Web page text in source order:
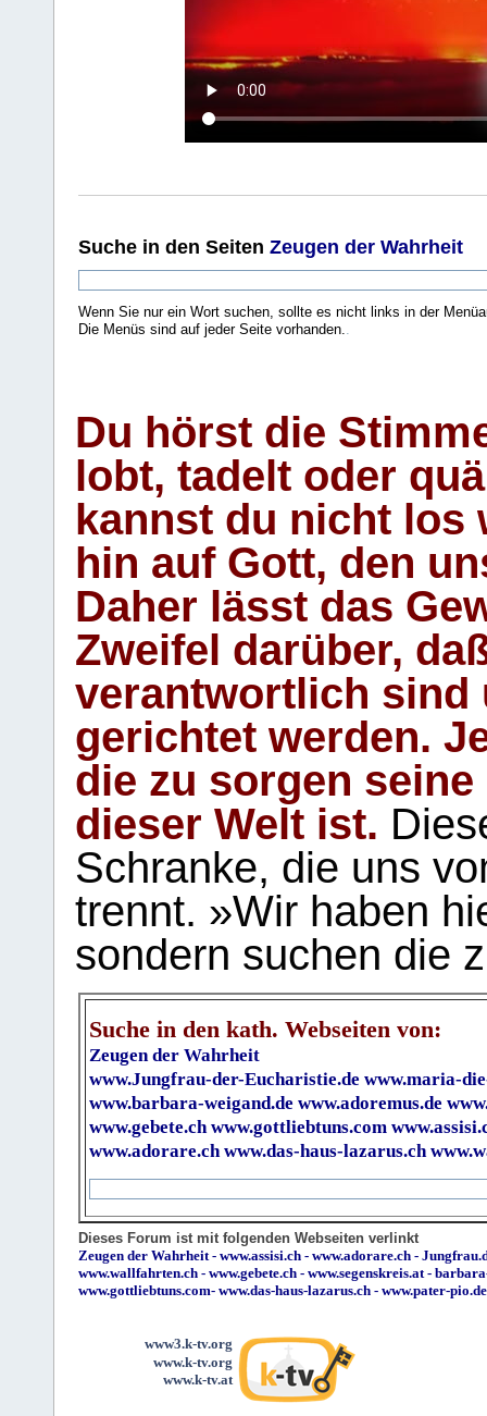
Suche in den Seiten Zeugen der Wahrheit
Wenn Sie nur ein Wort suchen, sollte es nicht links in der
Die Menüs sind auf jeder Seite vorhanden..
Du hörst die
lobt, tadelt oder
kannst du nicht los
hin auf Gott, den
Daher lässt das
Zweifel darüber,
verantwortlich sind
gerichtet werden.
die zu sorgen
dieser Welt ist.
Schranke, die uns
trennt. »Wir haben
sondern suchen die
Suche in den kath. Webseiten von:
Zeugen der Wahrheit
www.Jungfrau-der-Eucharistie.de www.maria-
www.barbara-weigand.de www.adoremus.de
www.gebete.ch www.gottliebtuns.com
www.adorare.ch www.das-haus-lazarus.ch
Dieses Forum ist mit folgenden Webseiten verlinkt
Zeugen der Wahrheit- www.assisi.ch - www.adorare.ch -
www.wallfahrten.ch - www.gebete.ch - www.segenskreis.at-
www.gottliebtuns.com- www.das-haus-lazarus.ch - www.pater-pio.de
www3.k-tv.org
www.k-tv.org
www.k-tv.at